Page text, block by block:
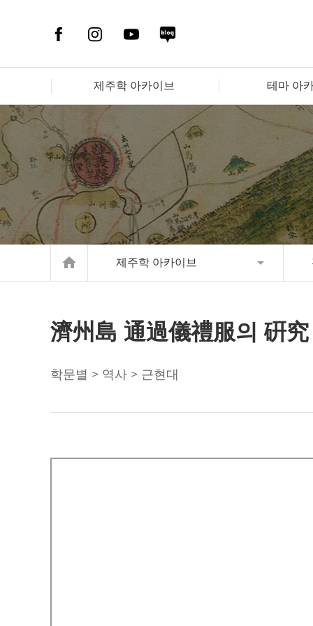
제주학 아카이브 테마 아
home 제주학 아카이브
濟州島 通過儀禮服의 硏究
학문별 > 역사 > 근현대